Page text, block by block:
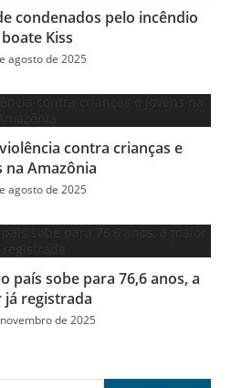
condenados pelo incêndio
Kiss
agosto de 2025
contra crianças e
na Amazônia
agosto de 2025
país sobe para 76,6 anos, a
já registrada
de 2025